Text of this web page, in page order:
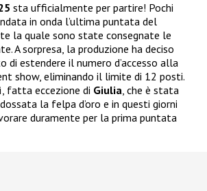
sta ufficialmente per partire! Pochi
in onda l’ultima puntata del
la quale sono state consegnate le
A sorpresa, la produzione ha deciso
di estendere il numero d’accesso alla
show, eliminando il limite di 12 posti.
fatta eccezione di Giulia, che è stata
la felpa d’oro e in questi giorni
duramente per la prima puntata